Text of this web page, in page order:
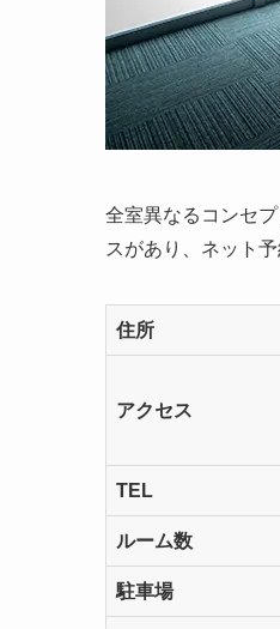
全室異なるコンセ
スがあり、ネット予
住所
アクセス
TEL
ルーム数
駐車場